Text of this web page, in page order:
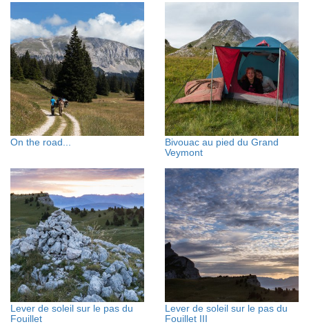
On the road...
Bivouac au pied du Grand
Veymont
Lever de soleil sur le pas du
Fouillet
Lever de soleil sur le pas du
Fouillet III